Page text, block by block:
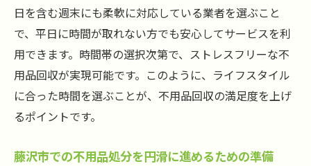
藤沢市の住環境を向上させる不用品の効果
的な整理法
不用品回収後の住環境を保つためのメンテ
ナンス方法
不用品回収の見積もりとその注意点、藤沢市で
見積もりの際に確認すべき藤沢市の不用品
日を含む週末にも柔軟に対応している業者を選ぶこと
で、平日に時間が取れない方でも安心してサービスを利
用できます。時間帯の選択次第で、ストレスフリーな不
用品回収が実現可能です。このように、ライフスタイル
に合った時間を選ぶことが、不用品回収の満足度を上げ
るポイントです。
藤沢市での不用品処分を円滑に進めるための準備